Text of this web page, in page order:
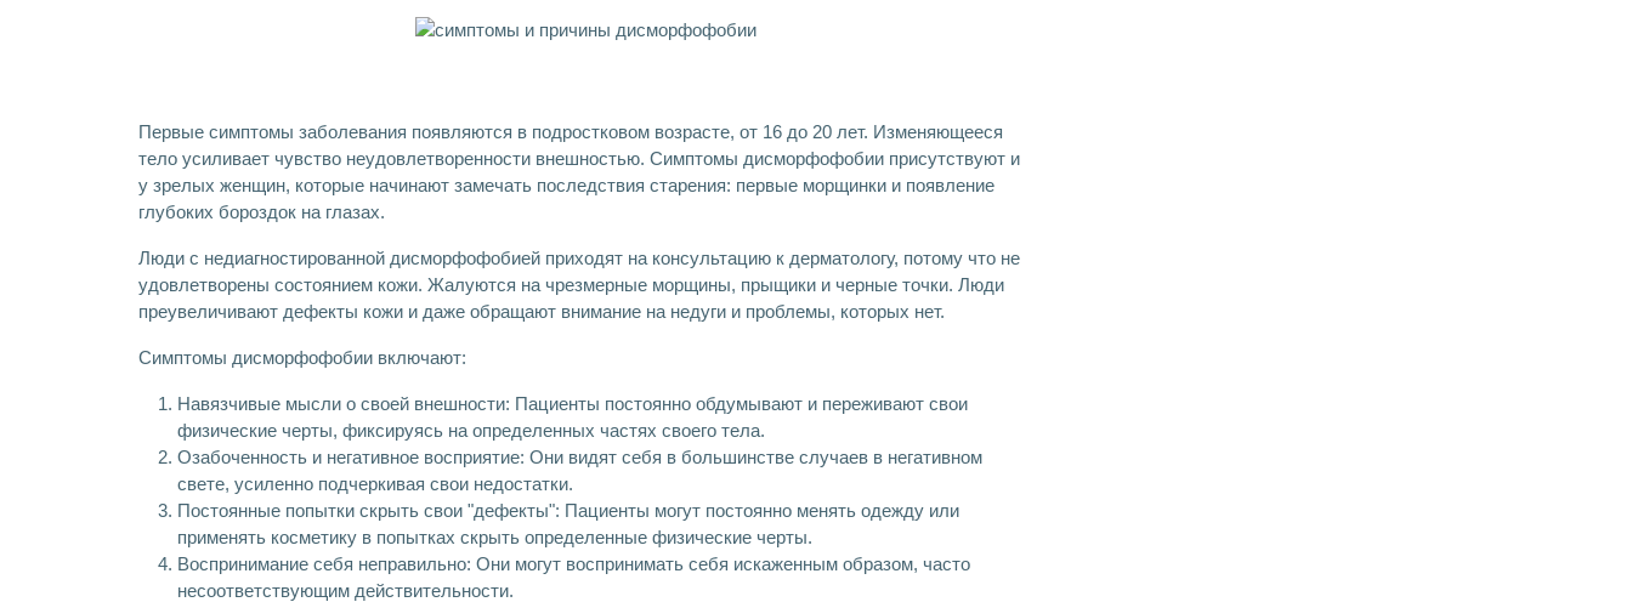
Первые симптомы заболевания появляются в подростковом возрасте, от 16 до 20 лет. Изменяющееся
тело усиливает чувство неудовлетворенности внешностью. Симптомы дисморфофобии присутствуют и
у зрелых женщин, которые начинают замечать последствия старения: первые морщинки и появление
глубоких бороздок на глазах.
Люди с недиагностированной дисморфофобией приходят на консультацию к дерматологу, потому что не
удовлетворены состоянием кожи. Жалуются на чрезмерные морщины, прыщики и черные точки. Люди
преувеличивают дефекты кожи и даже обращают внимание на недуги и проблемы, которых нет.
Симптомы дисморфофобии включают:
Навязчивые мысли о своей внешности: Пациенты постоянно обдумывают и переживают свои
физические черты, фиксируясь на определенных частях своего тела.
Озабоченность и негативное восприятие: Они видят себя в большинстве случаев в негативном
свете, усиленно подчеркивая свои недостатки.
Постоянные попытки скрыть свои "дефекты": Пациенты могут постоянно менять одежду или
применять косметику в попытках скрыть определенные физические черты.
Воспринимание себя неправильно: Они могут воспринимать себя искаженным образом, часто
несоответствующим действительности.